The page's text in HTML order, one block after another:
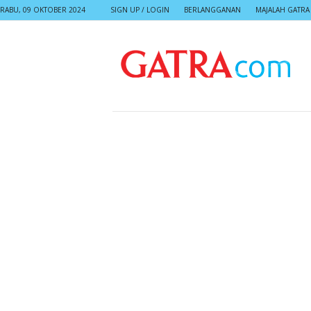
RABU, 09 OKTOBER 2024 SIGN UP / LOGIN BERLANGGANAN MAJALAH GATRA